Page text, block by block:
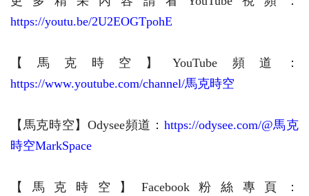
https://youtu.be/2U2EOGTpohE
【馬克時空】YouTube頻道：
https://www.youtube.com/channel/馬克時空
【馬克時空】Odysee頻道： https://odysee.com/@馬克
時空MarkSpace
【馬克時空】Facebook粉絲專頁：